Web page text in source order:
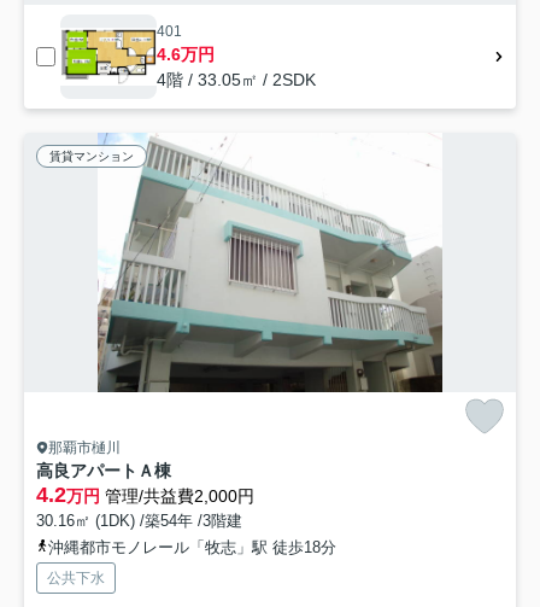
401
4.6万円
4階 / 33.05㎡ / 2SDK
賃貸マンション
那覇市樋川
高良アパートＡ棟
4.2万円 管理/共益費2,000円
30.16㎡ (1DK) /築54年 /3階建
沖縄都市モノレール「牧志」駅 徒歩18分
公共下水